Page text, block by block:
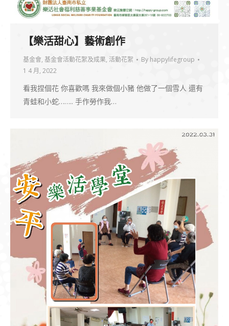
【樂活甜心】藝術創作
基金會, 基金會活動花絮及成果, 活動花絮 By happylifegroup
1 4 月, 2022
看我捏個花 你喜歡嗎 我來做個小豬 他做了一個雪人 還有
青蛙和小蛇…….. 手作勞作我…